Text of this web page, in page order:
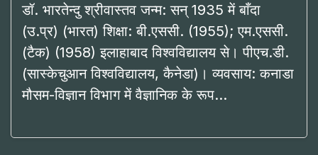
डॉ. भारतेन्दु श्रीवास्तव जन्म: सन् 1935 में बाँदा
(उ.प्र) (भारत) शिक्षा: बी.एससी. (1955); एम.एससी.
(टैक) (1958) इलाहाबाद विश्वविद्यालय से। पीएच.डी.
(सास्केचुआन विश्वविद्यालय, कैनेडा)। व्यवसाय: कनाडा
मौसम-विज्ञान विभाग में वैज्ञानिक के रूप…